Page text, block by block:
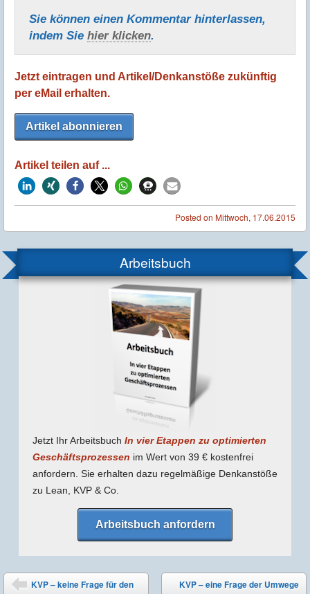
Sie können einen Kommentar hinterlassen,
indem Sie hier klicken.
Jetzt eintragen und Artikel/Denkanstöße zukünftig
per eMail erhalten.
Artikel abonnieren
Artikel teilen auf ...
Posted on Mittwoch, 17.06.2015
Arbeitsbuch
Jetzt Ihr Arbeitsbuch In vier Etappen zu optimierten
Geschäfts­prozessen im Wert von 39 € kostenfrei
anfordern. Sie erhalten dazu regel­mäßige Denk­anstöße
zu Lean, KVP & Co.
Arbeitsbuch anfordern
Post navigation
KVP – keine Frage für den KVP – eine Frage der Umwege